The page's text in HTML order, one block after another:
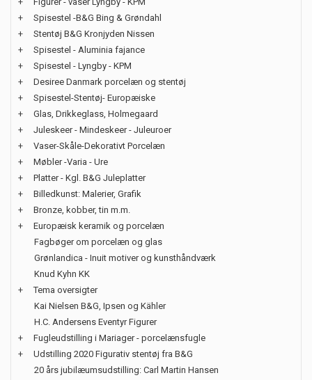
+
Spisestel -B&G Bing & Grøndahl
+
Stentøj B&G Kronjyden Nissen
+
Spisestel - Aluminia fajance
+
Spisestel - Lyngby - KPM
+
Desiree Danmark porcelæn og stentøj
+
Spisestel-Stentøj- Europæiske
+
Glas, Drikkeglass, Holmegaard
+
Juleskeer - Mindeskeer - Juleuroer
+
Vaser-Skåle-Dekorativt Porcelæn
+
Møbler -Varia - Ure
+
Platter - Kgl. B&G Juleplatter
+
Billedkunst: Malerier, Grafik
+
Bronze, kobber, tin m.m.
+
Europæisk keramik og porcelæn
Fagbøger om porcelæn og glas
Grønlandica - Inuit motiver og kunsthåndværk
Knud Kyhn KK
+
Tema oversigter
Kai Nielsen B&G, Ipsen og Kähler
H.C. Andersens Eventyr Figurer
+
Fugleudstilling i Mariager - porcelænsfugle
+
Udstilling 2020 Figurativ stentøj fra B&G
20 års jubilæumsudstilling: Carl Martin Hansen